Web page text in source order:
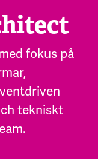
fokus på
tekniskt